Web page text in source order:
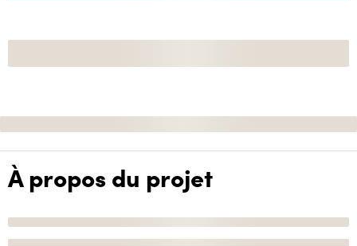
À propos du projet